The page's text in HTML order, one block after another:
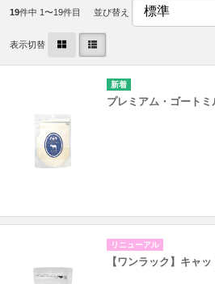
19件中 1〜19件目 並び替え
表示切替
プレミアム・ゴート
リニューアル
【ワンラック】キャ